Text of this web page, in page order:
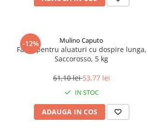
-12% Mulino Caputo
Faina pentru aluaturi cu dospire lunga,
Saccorosso, 5 kg
61,10 lei53,77 lei
IN STOC
ADAUGA IN COS